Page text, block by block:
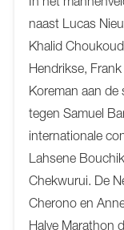
naast Lucas
Khalid
Hendrikse,
Koreman aan de
tegen Samuel
internationale
Lahsene
Chekwurui. De
Cherono en
Halve Marathon